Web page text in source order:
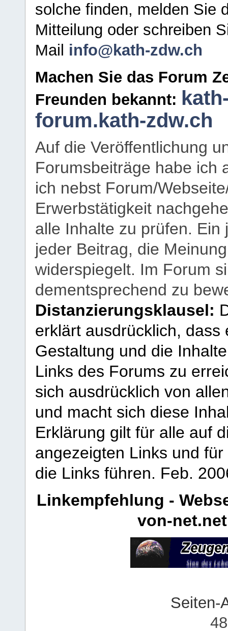
solche finden, melden Sie
Mitteilung oder schreiben
Mail info@kath-zdw.ch
Machen Sie das Forum
Freunden bekannt:
forum.kath-zdw.ch
Auf die Veröffentlichung
Forumsbeiträge habe ich
ich nebst Forum/
Erwerbstätigkeit
alle Inhalte zu prüfen.
jeder Beitrag, die
widerspiegelt. Im Forum
dementsprechend zu
Distanzierungsklausel:
erklärt ausdrücklich,
Gestaltung und die
Links des Forums zu
sich ausdrücklich von
und macht sich diese
Erklärung gilt für alle auf
angezeigten Links und
die Links führen. Feb.
Linkempfehlung -
von-net.net
Seiten-